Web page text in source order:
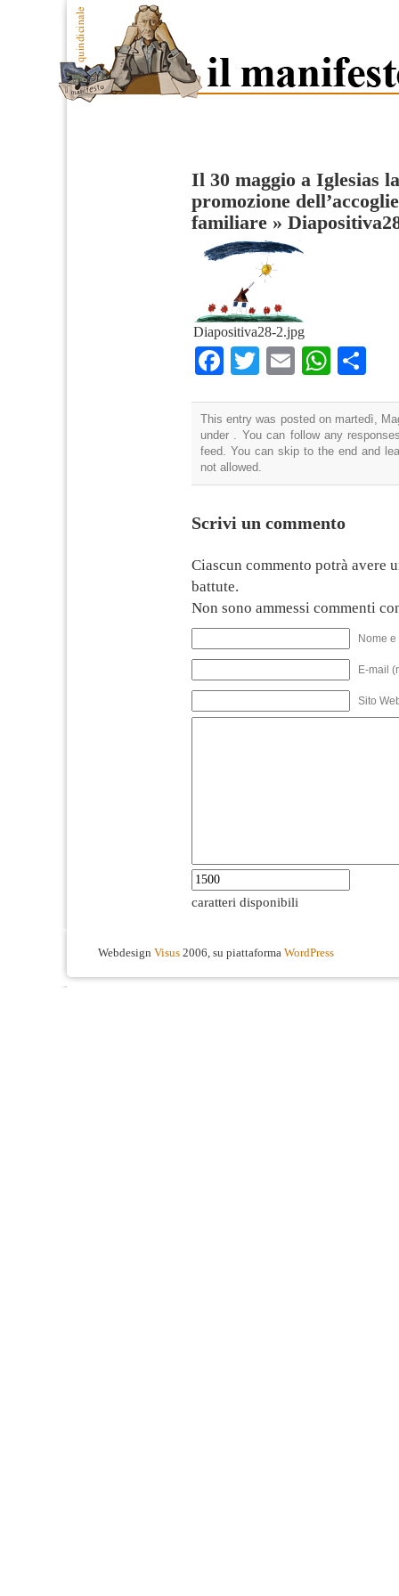
Il 30 maggio a Iglesias
promozione
familiare »
Diapositiva28-2.jpg
Facebook
TwitterEmail
This entry was posted on martedì,
under . You can follow any
feed. You can skip to the end and
not allowed.
Scrivi un commento
Ciascun commento potrà avere
battute.
Non sono ammessi commenti
Nome
E-mail
Sito
caratteri disponibili
Webdesign Visus 2006, su piattaforma WordPress